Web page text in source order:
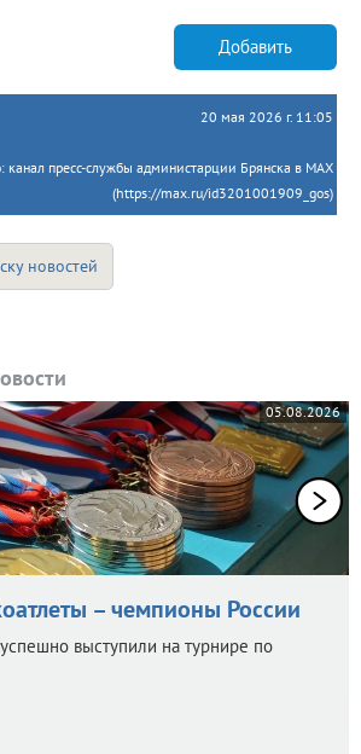
Добавить
20 мая 2026 г. 11:05
канал пресс-службы администарции Брянска в МАХ
(https://max.ru/id3201001909_gos)
новостей
05.08.2026
– чемпионы России
выступили на турнире по